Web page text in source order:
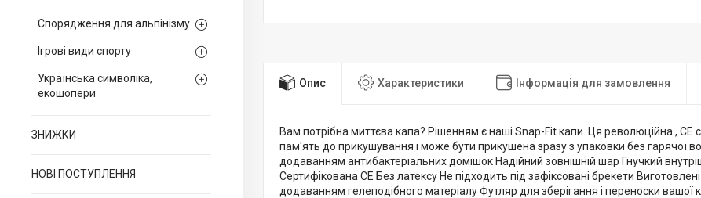
Спорядження для альпінізму
Ігрові види спорту
Українська символіка,
екошопери
ЗНИЖКИ
НОВІ ПОСТУПЛЕННЯ
Опис Характеристики Інформація для замовлення
Вам потрібна миттєва капа? Рішенням є наші Snap-Fit капи. Ця революційна ,
пам'ять до прикушування і може бути прикушена зразу з упаковки без гарячої
додаванням антибактеріальних домішок Надійний зовнішній шар Гнучкий
Сертифікована CE Без латексу Не підходить під зафіксовані брекети
додаванням гелеподібного матеріалу Футляр для зберігання і переноски вашої